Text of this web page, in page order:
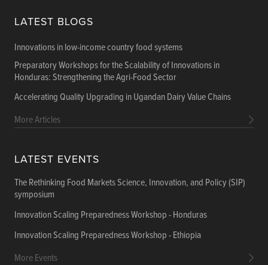
LATEST BLOGS
Innovations in low-income country food systems
Preparatory Workshops for the Scalability of Innovations in
Honduras: Strengthening the Agri-Food Sector
Accelerating Quality Upgrading in Ugandan Dairy Value Chains
More Articles
LATEST EVENTS
The Rethinking Food Markets Science, Innovation, and Policy (SIP)
symposium
Innovation Scaling Preparedness Workshop - Honduras
Innovation Scaling Preparedness Workshop - Ethiopia
More Events